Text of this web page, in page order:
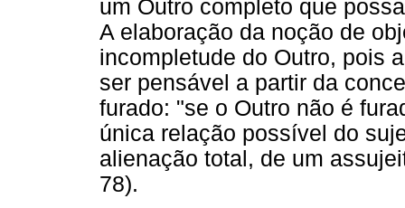
um Outro completo que
A elaboração da noção de
incompletude do Outro, pois
ser pensável a partir da
furado: "se o Outro não é
única relação possível do
alienação total, de um
78).